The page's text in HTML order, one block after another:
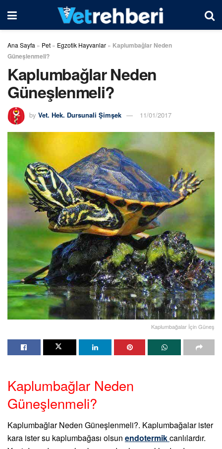
Ana Sayfa » Pet » Egzotik Hayvanlar » Kaplumbağlar Neden
Güneşlenmeli?
Kaplumbağlar Neden
Güneşlenmeli?
by Vet. Hek. Dursunali Şimşek 11/01/2017
Kaplumbağalar İçin Güneş
Kaplumbağlar Neden
Güneşlenmeli?
Kaplumbağlar Neden Güneşlenmeli?. Kaplumbağalar ister
kara ister su kaplumbağası olsun endotermikcanlılardır.